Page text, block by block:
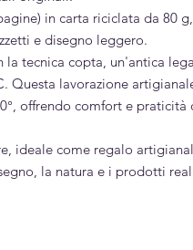
in carta riciclata da 80
e disegno leggero.
la tecnica copta, un'antica
Questa lavorazione
offrendo comfort e praticità
ideale come regalo
la natura e i prodotti